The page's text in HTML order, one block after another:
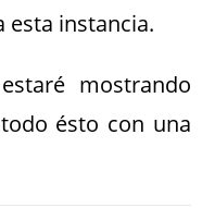
esta instancia.
mostrando
ésto con una